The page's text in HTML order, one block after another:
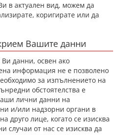
в актуален вид, можем да
коригирате или да
Вашите данни
данни, освен ако
информация не е позволено
за изпълнението на
обстоятелства е
лични данни на
и/или надзорни органи в
друго лице, когато се изисква
случаи от нас се изисква да